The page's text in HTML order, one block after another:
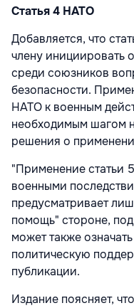
Статья 4 НАТО
Добавляется, что
члену инициировать
среди союзников
безопасности.
НАТО к военным
необходимым шагом
решения о
"Применение статьи
военными
предусматривает
помощь" стороне,
может также
политическую
публикации.
Издание поясняет,